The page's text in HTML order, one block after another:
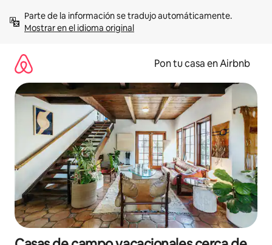
contenidoMostrar en el idioma original
Pon tu casa en Airbnb